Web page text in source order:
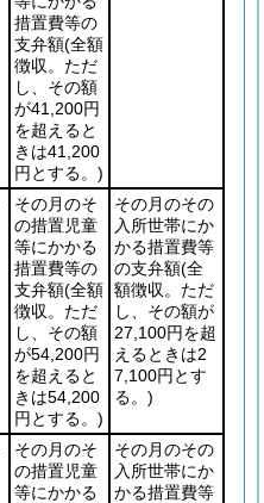
措置費等の
支弁額(全額
徴収。ただ
し、その額
が41,200円
を超えると
きは41,200
円とする。)
その月のそ
の措置児童
等にかかる
措置費等の
支弁額(全額
徴収。ただ
し、その額
が54,200円
を超えると
きは54,200
円とする。)
その月のその
入所世帯にか
かる措置費等
の支弁額(全
額徴収。ただ
し、その額が
27,100円を超
えるときは2
7,100円とす
る。)
その月のそ
の措置児童
等にかかる
その月のその
入所世帯にか
かる措置費等